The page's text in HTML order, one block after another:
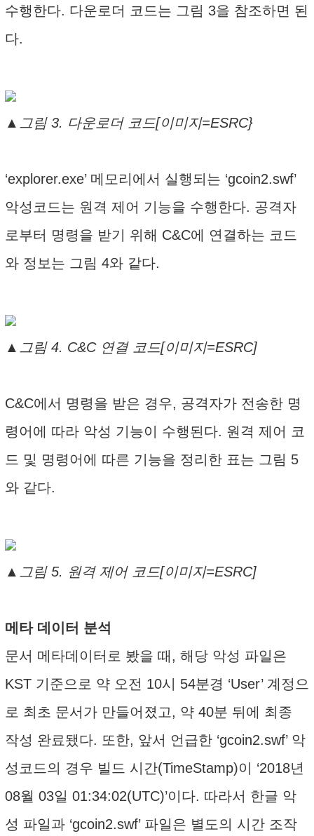
수행한다. 다운로더 코드는 그림 3을 참조하면 된
다.
▲그림 3. 다운로더 코드[이미지=ESRC}
‘explorer.exe’ 메모리에서 실행되는 ‘gcoin2.swf’
악성코드는 원격 제어 기능을 수행한다. 공격자
로부터 명령을 받기 위해 C&C에 연결하는 코드
와 정보는 그림 4와 같다.
▲그림 4. C&C 연결 코드[이미지=ESRC]
C&C에서 명령을 받은 경우, 공격자가 전송한 명
령어에 따라 악성 기능이 수행된다. 원격 제어 코
드 및 명령어에 따른 기능을 정리한 표는 그림 5
와 같다.
▲그림 5. 원격 제어 코드[이미지=ESRC]
메타 데이터 분석
문서 메타데이터로 봤을 때, 해당 악성 파일은
KST 기준으로 약 오전 10시 54분경 ‘User’ 계정으
로 최초 문서가 만들어졌고, 약 40분 뒤에 최종
작성 완료됐다. 또한, 앞서 언급한 ‘gcoin2.swf’ 악
성코드의 경우 빌드 시간(TimeStamp)이 ‘2018년
08월 03일 01:34:02(UTC)’이다. 따라서 한글 악
성 파일과 ‘gcoin2.swf’ 파일은 별도의 시간 조작